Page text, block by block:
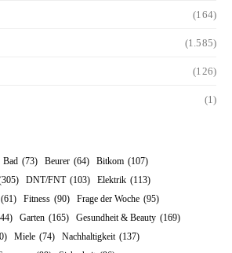
(164)
(1.585)
(126)
(1)
Bad (73) Beurer (64) Bitkom (107)
DNT/FNT (103) Elektrik (113)
(61) Fitness (90) Frage der Woche (95)
Garten (165) Gesundheit & Beauty (169)
Miele (74) Nachhaltigkeit (137)